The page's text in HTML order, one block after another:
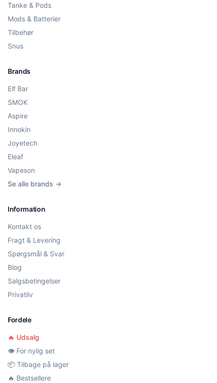
Tanke & Pods
Mods & Batterier
Tilbehør
Snus
Brands
Elf Bar
SMOK
Aspire
Innokin
Joyetech
Eleaf
Vapeson
Se alle brands →
Information
Kontakt os
Fragt & Levering
Spørgsmål & Svar
Blog
Salgsbetingelser
Privatliv
Fordele
🔥 Udsalg
👁️ For nylig set
📦 Tilbage på lager
🔥 Bestsellere